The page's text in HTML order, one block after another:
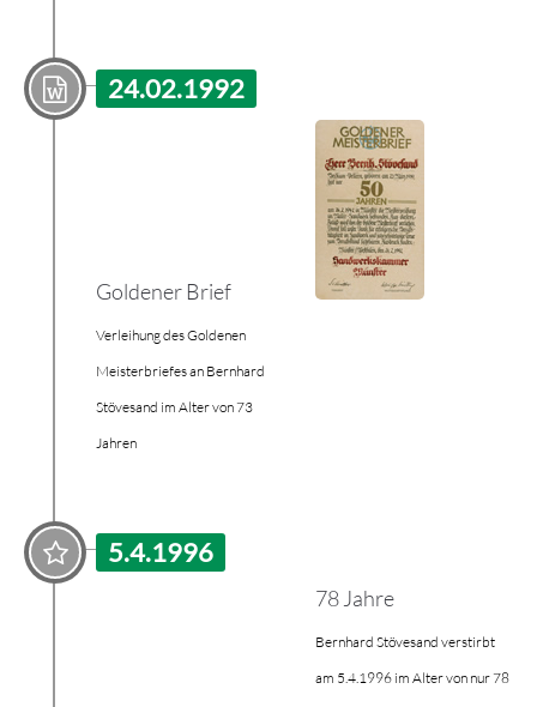
24.02.1992
Goldener Brief
Verleihung des Goldenen
Meisterbriefes an Bernhard
Stövesand im Alter von 73
Jahren
5.4.1996
78 Jahre
Bernhard Stövesand verstirbt
am 5.4.1996 im Alter von nur 78